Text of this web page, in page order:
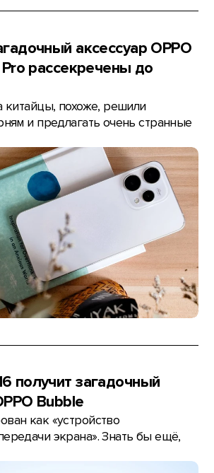
аксессуар OPPO
Pro рассекречены до
китайцы, похоже, решили
и предлагать очень странные
получит загадочный
Bubble
как «устройство
экрана». Знать бы ещё,